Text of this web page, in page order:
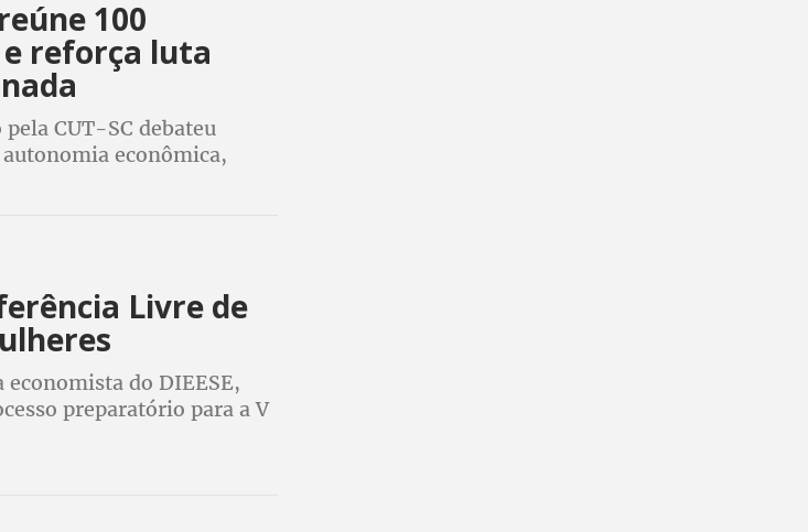
100
reforça luta
CUT-SC debateu
econômica,
Livre de
do DIEESE,
preparatório para a V